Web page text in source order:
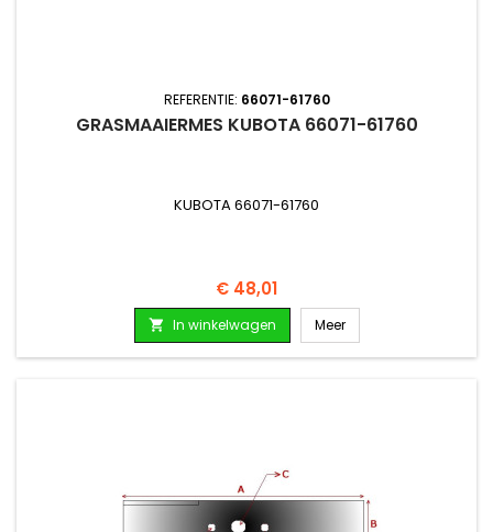
REFERENTIE: 66071-61760
GRASMAAIERMES KUBOTA 66071-61760
KUBOTA 66071-61760
Prijs
€ 48,01
 In winkelwagen Meer